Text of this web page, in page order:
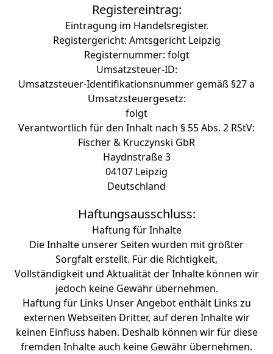
Registereintrag:
Eintragung im Handelsregister.
Registergericht: Amtsgericht Leipzig
Registernummer: folgt
Umsatzsteuer-ID:
Umsatzsteuer-Identifikationsnummer gemäß §27 a
Umsatzsteuergesetz:
folgt
Verantwortlich für den Inhalt nach § 55 Abs. 2 RStV:
Fischer & Kruczynski GbR
Haydnstraße 3
04107 Leipzig
Deutschland
Haftungsausschluss:
Haftung für Inhalte
Die Inhalte unserer Seiten wurden mit größter
Sorgfalt erstellt. Für die Richtigkeit,
Vollständigkeit und Aktualität der Inhalte können wir
jedoch keine Gewähr übernehmen.
Haftung für Links Unser Angebot enthält Links zu
externen Webseiten Dritter, auf deren Inhalte wir
keinen Einfluss haben. Deshalb können wir für diese
fremden Inhalte auch keine Gewähr übernehmen.